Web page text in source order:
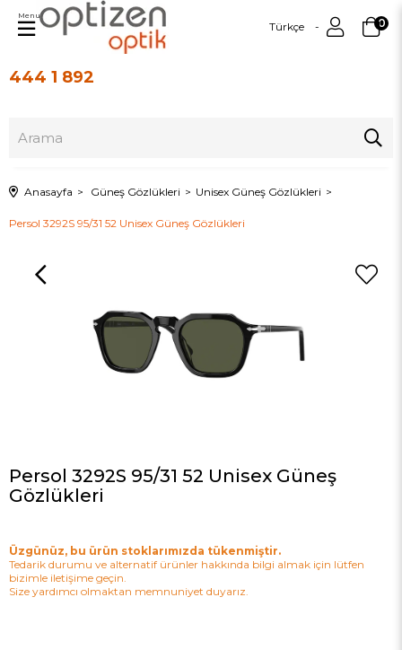
444 1 892
Türkçe 0
Menu
Anasayfa Güneş Gözlükleri Unisex Güneş Gözlükleri
Persol 3292S 95/31 52 Unisex Güneş Gözlükleri
Persol 3292S 95/31 52 Unisex Güneş
Gözlükleri
Üzgünüz, bu ürün stoklarımızda tükenmiştir.
Tedarik durumu ve alternatif ürünler hakkında bilgi almak için lütfen
bizimle iletişime geçin.
Size yardımcı olmaktan memnuniyet duyarız.